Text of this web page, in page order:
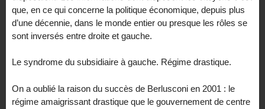
que, en ce qui concerne la politique économique, depuis plus
d’une décennie, dans le monde entier ou presque les rôles se
sont inversés entre droite et gauche.
Le syndrome du subsidiaire à gauche. Régime drastique.
On a oublié la raison du succès de Berlusconi en 2001 : le
régime amaigrissant drastique que le gouvernement de centre